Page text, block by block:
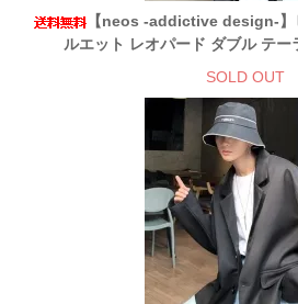
【neos -addictive design-】
ルエット レオパード ダブル テー
SOLD OUT